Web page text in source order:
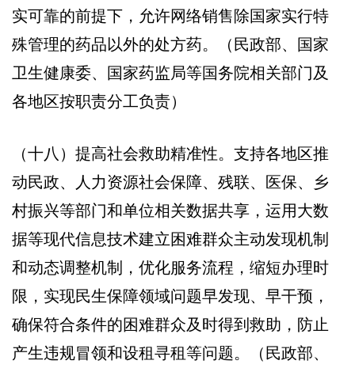
实可靠的前提下，允许网络销售除国家实行特
殊管理的药品以外的处方药。（民政部、国家
卫生健康委、国家药监局等国务院相关部门及
各地区按职责分工负责）
（十八）提高社会救助精准性。支持各地区推
动民政、人力资源社会保障、残联、医保、乡
村振兴等部门和单位相关数据共享，运用大数
据等现代信息技术建立困难群众主动发现机制
和动态调整机制，优化服务流程，缩短办理时
限，实现民生保障领域问题早发现、早干预，
确保符合条件的困难群众及时得到救助，防止
产生违规冒领和设租寻租等问题。（民政部、